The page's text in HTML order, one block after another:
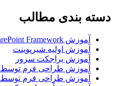
دسته بندی مطالب
آموزش SPFx -SharePoint Framework
آموزش اولیه شیرپوینت
آموزش پراجکت سرور
آموزش طراحی فرم توسط BPC
آموزش طراحی فرم توسط Infopath